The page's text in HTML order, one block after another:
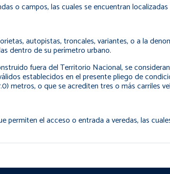
o campos, las cuales se encuentran
autopistas, troncales, variantes, o a la
dentro de su perímetro urbano.
fuera del Territorio Nacional, se
establecidos en el presente pliego de
metros, o que se acrediten tres o más carriles
permiten el acceso o entrada a veredas, las